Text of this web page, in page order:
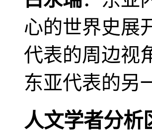
心的世界史展
代表的周边视
东亚代表的另
人文学者分析